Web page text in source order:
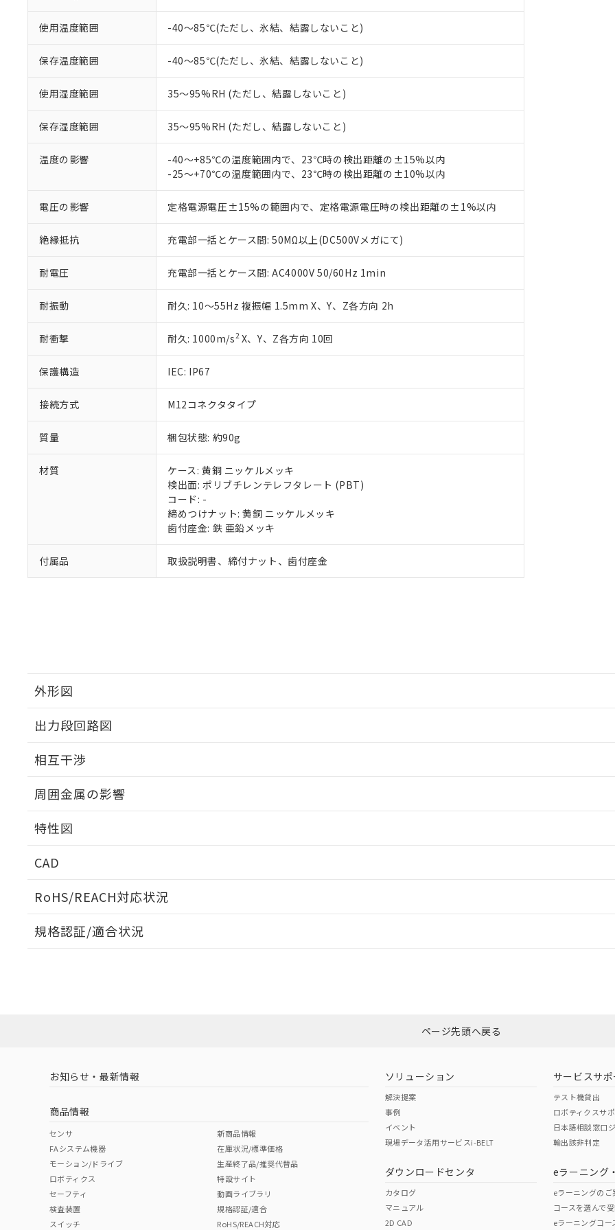
使用温度範囲 -40～85℃(ただし、氷結、結露しないこと)
保存温度範囲 -40～85℃(ただし、氷結、結露しないこと)
使用湿度範囲 35～95%RH (ただし、結露しないこと)
保存湿度範囲 35～95%RH (ただし、結露しないこと)
温度の影響
-40～+85℃の温度範囲内で、23℃時の検出距離の±15%以内
-25～+70℃の温度範囲内で、23℃時の検出距離の±10%以内
電圧の影響 定格電源電圧±15%の範囲内で、定格電源電圧時の検出距離の±1%以内
絶縁抵抗 充電部一括とケース間: 50MΩ以上(DC500Vメガにて)
耐電圧 充電部一括とケース間: AC4000V 50/60Hz 1min
耐振動 耐久: 10～55Hz 複振幅 1.5mm X、Y、Z各方向 2h
耐衝撃 耐久: 1000m/s2X、Y、Z各方向 10回
保護構造 IEC: IP67
接続方式 M12コネクタタイプ
質量 梱包状態: 約90g
材質
ケース: 黄銅 ニッケルメッキ
検出面: ポリブチレンテレフタレート (PBT)
コード: -
締めつけナット: 黄銅 ニッケルメッキ
歯付座金: 鉄 亜鉛メッキ
付属品 取扱説明書、締付ナット、歯付座金
外形図
出力段回路図
相互干渉
A: 100mm以上、B: 70mm以上
周囲金属の影響
特性図
検出領域
CAD
RoHS/REACH対応状況
EU RoHS 注意事項・凡例
ダウンロードはこちら
中国 RoHS 注意事項・凡例
中国 RoHS表
Pb Hg Cr(VI)
規格認証/適合状況
（イギリス
（ノルウェー
（日本
（アメリカ
この製品の規格認証/適合
その他の認証はこちらのページからご
本サービスは、当社制御機器事業取扱商品の当社在庫状況および標準価格(税抜)を
くものです。
当社制御機器事業取扱商品の中には、本サービスの対象外となる商品もあること
在庫状況および標準価格照会結果は、記載している更新日時点での社内データに
い。
正式な納期状況および標準価格はお客様のお取引先、またはお客様担当のオムロン
当社販売員にご相談ください。
オムロン制御機器販売店や当社販売拠点は「販売ネットワーク
在庫状況および標準価格結果を当社の事前の承諾なく第三者に漏洩または開示しな
す。
ている必要があります。
お客様が当ウェブサイト上で当社にご登録された部品リストについて、当社および
さい。
※当社の共同利用者とは、"個人情報の共同利用に関して"
の「1.共同利用者の
いる法人を指します。
*EU RoHS指令（10物質）：
六価クロム(Cr(Ⅵ)) 1000ppm以下、ポリ臭化ビフェニル類(PBB) 1000ppm以下、ポリ臭化ジフェニルエーテル類
フタル酸ビス(2-エチルヘキシル) (DEHP)(別名：DOP) 1000ppm以下、フタル酸ブチルベンジル（BBP）
ル（DBP） 1000ppm以下、フタル酸ジイソブチル (DIBP) 1000ppm以下
但し、RoHS指令で産業用監視および制御機器に対する適用除外項目は除く。
フタル酸エステル類の４物質については閾値を超える意図的な使用がないことを確認しています。
※2 対応予定月
部品在庫の切り替え状況などにより、予定月が前後することがあります。
※3 非含有証明書ダウンロード
下記の非含有証明書をダウンロードすることができます。
EU RoHS指令（10物質）の非含有証明書
51物質の非含有証明書（当社基準）
※本証明書は発行日時点で非含有を証明するもので、過去に遡って非含有を証明するも
混在することから備考欄に対応日を記載しておりました。
既に当社にて対応品への在庫切替を完了していることから、特段のことがない限り、
「○」：最大均質材料含有率が中国RoHSの基準値以下であることを示します。
「×」：最大均質材料含有率が中国RoHSの基準値を超えていることを示します。
「－」：未確認です。当社販売部門へお問い合わせください。
*中国RoHS10物質の基準値 (GB/T26572)：
Pb(鉛) :1000ppm、 Hg(水銀) : 1000ppm、 Cd(カドミウム) : 100ppm、
DBP(フタル酸ジブチル) : 1000ppm、 DIBP(フタル酸ジイソブチル) : 1000ppm、 BBP(フタル酸ブチルベンジル) :
※2 環境保護使用期限
「ｅ」：有害物質（10物質）のすべてが基準値以下であることを示します。
「10」：通常の使用状況下において有害物質が外部に漏えいし、環境に深刻な影響を及
味します。
当社は、これら貴社製品のうち、外国為替および外国貿易法に定める商品（以下｢
う）を輸出または国外への提供する場合は、日本国政府の輸出許可(または役務取
などの必要な手続きをとります。
ます。
当社は貴社製品を、核兵器、ミサイル、化学兵器、生物兵器またはその他武器並
当社は、貴社製品を第三者に販売する場合は、上記1、2および3の内容を当該第三
また当社は、販売先および販売に係わる関係者が違法に輸出するおそれがある場合
たしません。
記
号
説明
○ 一定数以上の在庫あり
△ 一定数には満たないが在庫あり
－
在庫なし(最新の在庫状況については、お客様のお取引先、またはお客様担当
機器販売店・当社販売員にご確認ください)
空
白
受注生産機種、また在庫状況の情報を公開していない機種
ページ先頭へ戻る
お知らせ・最新情報
商品情報
センサ
FAシステム機器
モーション/ドライブ
ロボティクス
セーフティ
検査装置
スイッチ
新商品情報
在庫状況/標準価格
生産終了品/推奨代替品
特設サイト
動画ライブラリ
規格認証/適合
RoHS/REACH対応
ソリューション
解決提案
事例
イベント
現場データ活用サービスi-BELT
ダウンロードセンタ
カタログ
マニュアル
2D CAD
サービスサポ
テスト機貸出
ロボティクスサ
日本語相談窓口
輸出該非判定
eラーニング
eラーニングのご
コースを選んで
eラーニングコー